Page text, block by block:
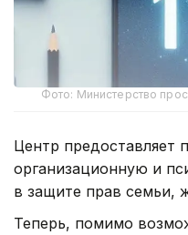
Фото: Министерство
Центр предоставляет
организационную и
в защите прав семьи,
Теперь, помимо